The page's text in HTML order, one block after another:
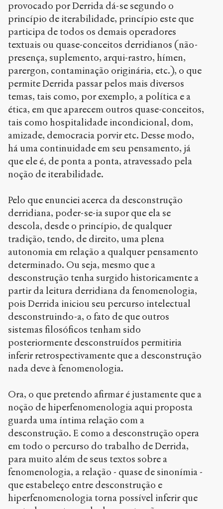
provocado por Derrida dá-se segundo o
princípio de iterabilidade, princípio este que
participa de todos os demais operadores
textuais ou quase-conceitos derridianos (não-
presença, suplemento, arqui-rastro, hímen,
parergon, contaminação originária, etc.), o que
permite Derrida passar pelos mais diversos
temas, tais como, por exemplo, a política e a
ética, em que aparecem outros quase-conceitos,
tais como hospitalidade incondicional, dom,
amizade, democracia porvir etc. Desse modo,
há uma continuidade em seu pensamento, já
que ele é, de ponta a ponta, atravessado pela
noção de iterabilidade.
Pelo que enunciei acerca da desconstrução
derridiana, poder-se-ia supor que ela se
descola, desde o princípio, de qualquer
tradição, tendo, de direito, uma plena
autonomia em relação a qualquer pensamento
determinado. Ou seja, mesmo que a
desconstrução tenha surgido historicamente a
partir da leitura derridiana da fenomenologia,
pois Derrida iniciou seu percurso intelectual
desconstruindo-a, o fato de que outros
sistemas filosóficos tenham sido
posteriormente desconstruídos permitiria
inferir retrospectivamente que a desconstrução
nada deve à fenomenologia.
Ora, o que pretendo afirmar é justamente que a
noção de hiperfenomenologia aqui proposta
guarda uma íntima relação com a
desconstrução. E como a desconstrução opera
em todo o percurso do trabalho de Derrida,
para muito além de seus textos sobre a
fenomenologia, a relação - quase de sinonímia -
que estabeleço entre desconstrução e
hiperfenomenologia torna possível inferir que